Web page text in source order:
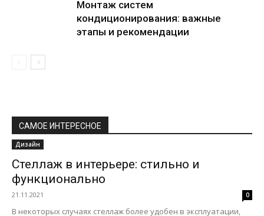
Монтаж систем
кондиционирования: важные
этапы и рекомендации
САМОЕ ИНТЕРЕСНОЕ
Дизайн
Стеллаж в интерьере: стильно и
функционально
21.11.2021 0
В некоторых случаях стеллаж более удобен в эксплуатации,